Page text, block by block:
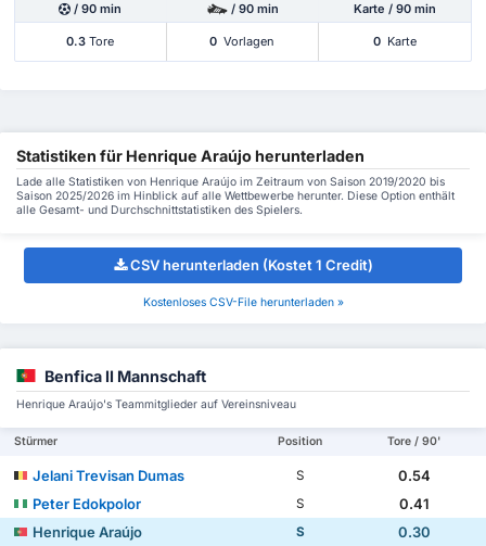
/ 90 min / 90 min Karte / 90 min
0.3 Tore 0 Vorlagen 0 Karte
Statistiken für Henrique Araújo herunterladen
Lade alle Statistiken von Henrique Araújo im Zeitraum von Saison 2019/2020 bis
Saison 2025/2026 im Hinblick auf alle Wettbewerbe herunter. Diese Option enthält
alle Gesamt- und Durchschnittstatistiken des Spielers.
CSV herunterladen (Kostet 1 Credit)
Kostenloses CSV-File herunterladen »
Benfica II Mannschaft
Henrique Araújo's Teammitglieder auf Vereinsniveau
Stürmer Position Tore / 90'
Jelani Trevisan Dumas S
0.54
Peter Edokpolor
S
0.41
Henrique Araújo
S
0.30